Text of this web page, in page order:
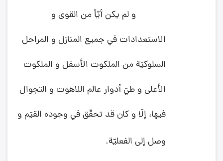
و لم يكن أيّاً من القوى و
الاستعدادات في جميع المنازل و المراحل
السلوكيّة من الملكوت الأسفل و الملكوت
الأعلى و طيّ أدوار عالم اللاهوت و التجوال
فيها، إلّا و كان قد تحقّق في وجوده القيّم و
وصل إلى الفعليّة.